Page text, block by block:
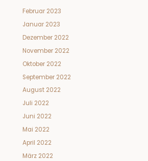
Februar 2023
Januar 2023
Dezember 2022
November 2022
Oktober 2022
September 2022
August 2022
Juli 2022
Juni 2022
Mai 2022
April 2022
März 2022